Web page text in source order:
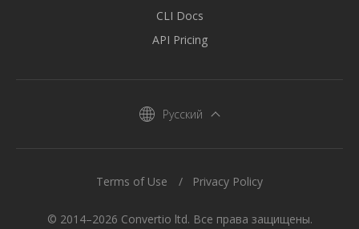
CLI Docs
API Pricing
Русский
© 2014–2026 Convertio ltd. Все права защищены.
Terms of Use Privacy Policy